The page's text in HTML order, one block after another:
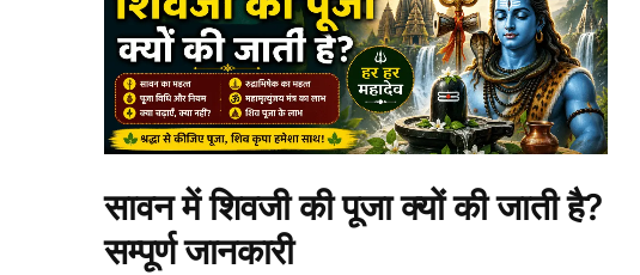
सावन में शिवजी की पूजा क्यों की जाती है?
सम्पूर्ण जानकारी